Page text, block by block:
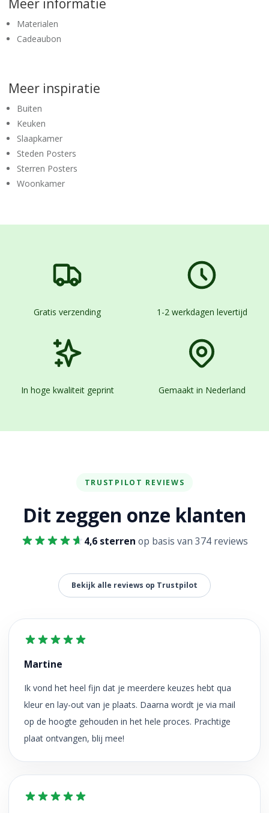
Materialen
Cadeaubon
Meer inspiratie
Buiten
Keuken
Slaapkamer
Steden Posters
Sterren Posters
Woonkamer
Gratis verzending 1-2 werkdagen levertijd
In hoge kwaliteit geprint Gemaakt in Nederland
TRUSTPILOT REVIEWS
Dit zeggen onze klanten
4,6 sterren op basis van 374 reviews
Bekijk alle reviews op Trustpilot
Martine
Ik vond het heel fijn dat je meerdere keuzes hebt qua
kleur en lay-out van je plaats. Daarna wordt je via mail
op de hoogte gehouden in het hele proces. Prachtige
plaat ontvangen, blij mee!